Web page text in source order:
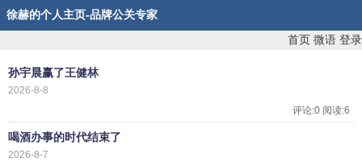
徐赫的个人主页-品牌公关专家
首页 微语 登录
孙宇晨赢了王健林
2026-8-8
评论:0 阅读:6
喝酒办事的时代结束了
2026-8-7